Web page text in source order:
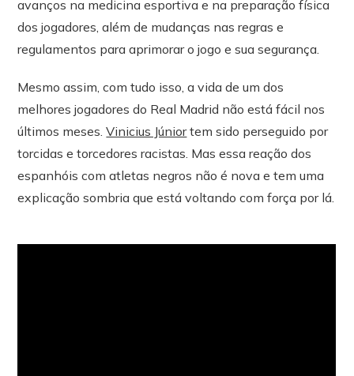
avanços na medicina esportiva e na preparação física
dos jogadores, além de mudanças nas regras e
regulamentos para aprimorar o jogo e sua segurança.
Mesmo assim, com tudo isso, a vida de um dos
melhores jogadores do Real Madrid não está fácil nos
últimos meses.Vinicius Júniortem sido perseguido por
torcidas e torcedores racistas. Mas essa reação dos
espanhóis com atletas negros não é nova e tem uma
explicação sombria que está voltando com força por lá.